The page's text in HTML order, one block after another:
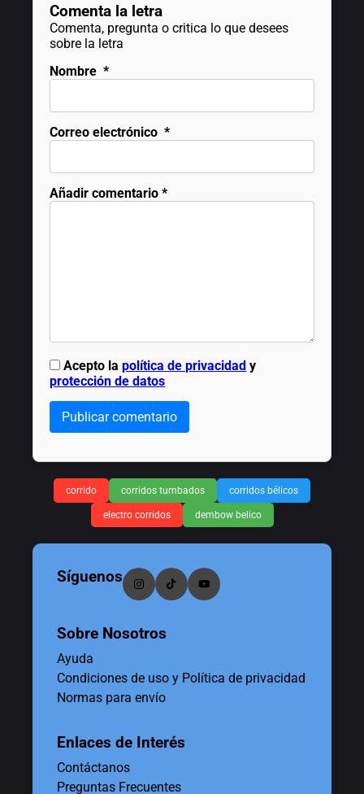
Comenta la letra
Comenta, pregunta o critica lo que desees
sobre la letra
Nombre *
Correo electrónico *
Añadir comentario *
Acepto lapolítica de privacidad y
protección de datos
Publicar comentario
corrido corridos tumbados corridos bélicos
electro corridos dembow belico
Síguenos
Sobre Nosotros
Ayuda
Condiciones de uso y Política de privacidad
Normas para envío
Enlaces de Interés
Contáctanos
Preguntas Frecuentes